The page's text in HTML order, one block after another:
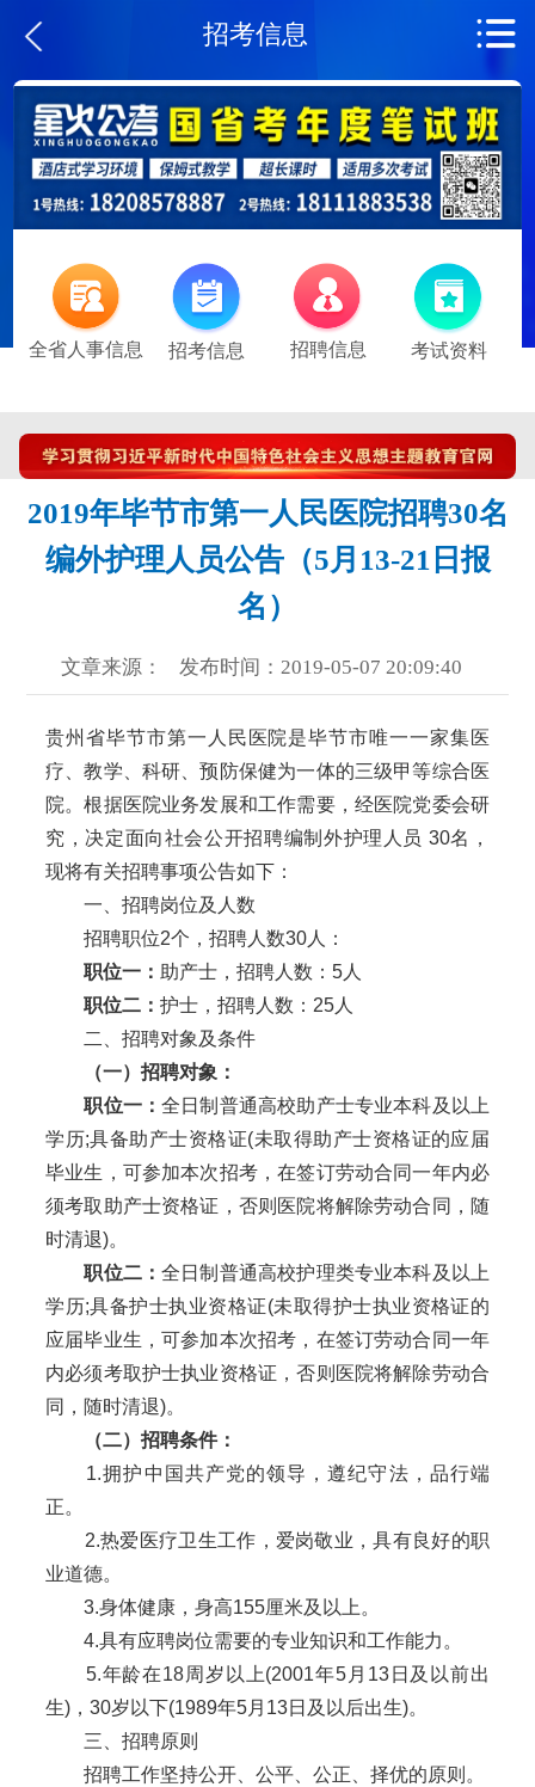
招考信息
全省人事信息 招考信息 招聘信息 考试资料
2019年毕节市第一人民医院招聘30名
编外护理人员公告（5月13-21日报
名）
文章来源： 发布时间：2019-05-07 20:09:40
贵州省毕节市第一人民医院是毕节市唯一一家集医
疗、教学、科研、预防保健为一体的三级甲等综合医
院。根据医院业务发展和工作需要，经医院党委会研
究，决定面向社会公开招聘编制外护理人员 30名，
现将有关招聘事项公告如下：
一、招聘岗位及人数
招聘职位2个，招聘人数30人：
职位一： 助产士，招聘人数：5人
职位二：护士，招聘人数：25人
二、招聘对象及条件
（一）招聘对象：
职位一：全日制普通高校助产士专业本科及以上
学历;具备助产士资格证(未取得助产士资格证的应届
毕业生，可参加本次招考，在签订劳动合同一年内必
须考取助产士资格证，否则医院将解除劳动合同，随
时清退)。
职位二：全日制普通高校护理类专业本科及以上
学历;具备护士执业资格证(未取得护士执业资格证的
应届毕业生，可参加本次招考，在签订劳动合同一年
内必须考取护士执业资格证，否则医院将解除劳动合
同，随时清退)。
（二）招聘条件：
1.拥护中国共产党的领导，遵纪守法，品行端
正。
2.热爱医疗卫生工作，爱岗敬业，具有良好的职
业道德。
3.身体健康，身高155厘米及以上。
4.具有应聘岗位需要的专业知识和工作能力。
5.年龄在18周岁以上(2001年5月13日及以前出
生)，30岁以下(1989年5月13日及以后出生)。
三、招聘原则
招聘工作坚持公开、公平、公正、择优的原则。